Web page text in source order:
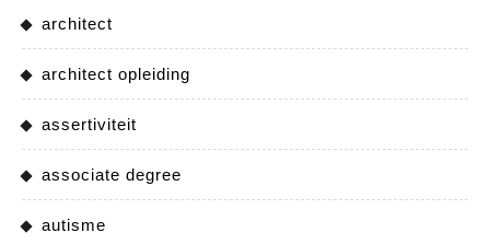
architect
architect opleiding
assertiviteit
associate degree
autisme